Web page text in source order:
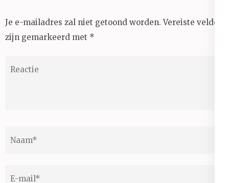
Je e-mailadres zal niet getoond worden. Vereiste velden
zijn gemarkeerd met *